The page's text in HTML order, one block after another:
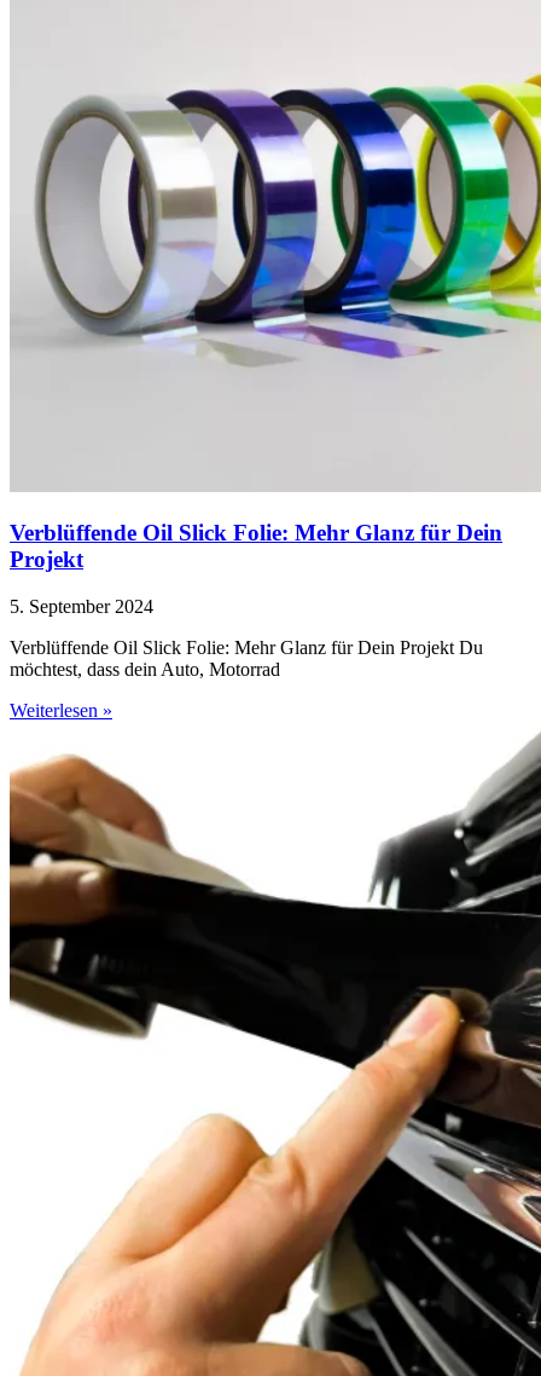
Verblüffende Oil Slick Folie: Mehr Glanz für Dein
Projekt
5. September 2024
Verblüffende Oil Slick Folie: Mehr Glanz für Dein Projekt Du
möchtest, dass dein Auto, Motorrad
Weiterlesen »